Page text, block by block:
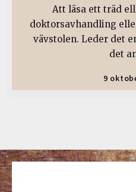
Att läsa ett träd
doktorsavhandling
vävstolen. Leder det
det
9